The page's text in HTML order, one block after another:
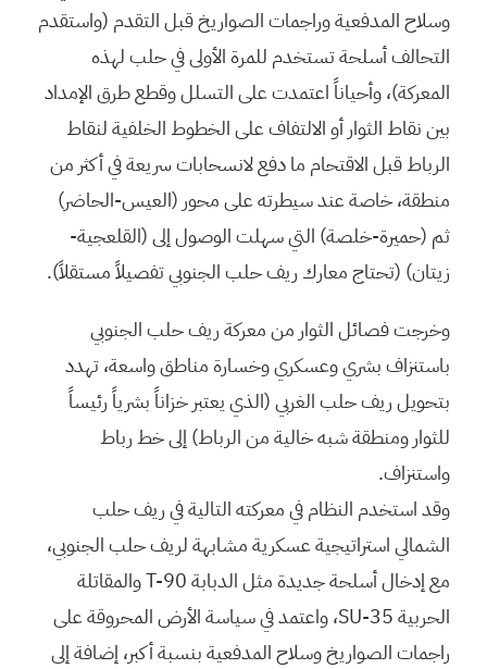
وسلاح المدفعية وراجمات الصواريخ قبل التقدم (واستقدم
التحالف أسلحة تستخدم للمرة الأولى في حلب لهذه
المعركة)، وأحياناً اعتمدت على التسلل وقطع طرق الإمداد
بين نقاط الثوار أو الالتفاف على الخطوط الخلفية لنقاط
الرباط قبل الاقتحام ما دفع لانسحابات سريعة في أكثر من
منطقة، خاصة عند سيطرته على محور (العيس-الحاضر)
ثم (حميرة-خلصة) التي سهلت الوصول إلى (القلعجية-
زيتان) (تحتاج معارك ريف حلب الجنوبي تفصيلاً مستقلاً).
وخرجت فصائل الثوار من معركة ريف حلب الجنوبي
باستنزاف بشري وعسكري وخسارة مناطق واسعة، تهدد
بتحويل ريف حلب الغربي (الذي يعتبر خزاناً بشرياً رئيساً
للثوار ومنطقة شبه خالية من الرباط) إلى خط رباط
واستنزاف.
وقد استخدم النظام في معركته التالية في ريف حلب
الشمالي استراتيجية عسكرية مشابهة لريف حلب الجنوبي،
مع إدخال أسلحة جديدة مثل الدبابة T-90 والمقاتلة
الحربية SU-35، واعتمد في سياسة الأرض المحروقة على
راجمات الصواريخ وسلاح المدفعية بنسبة أكبر، إضافة إلى